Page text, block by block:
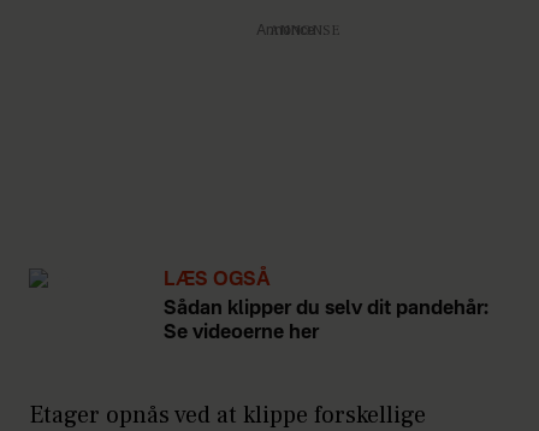
Annonce
LÆS OGSÅ
Sådan klipper du selv dit pandehår:
Se videoerne her
Etager opnås ved at klippe forskellige